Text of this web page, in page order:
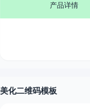
产品详情
美化二维码模板